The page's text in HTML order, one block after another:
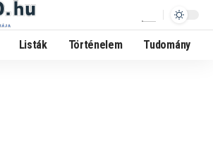
Listák Történelem Tudomány